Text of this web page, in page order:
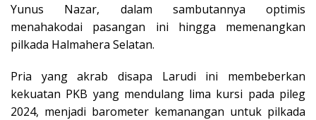
Yunus Nazar, dalam sambutannya optimis
menahakodai pasangan ini hingga memenangkan
pilkada Halmahera Selatan.
Pria yang akrab disapa Larudi ini membeberkan
kekuatan PKB yang mendulang lima kursi pada pileg
2024, menjadi barometer kemanangan untuk pilkada